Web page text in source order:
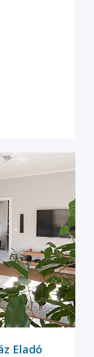
Eladó